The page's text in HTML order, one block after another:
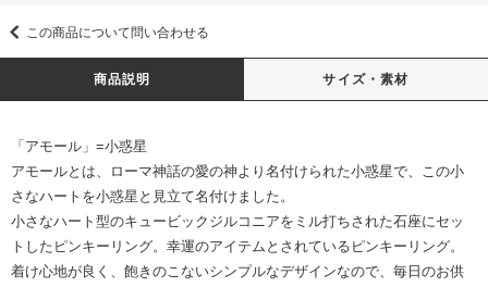
この商品について問い合わせる
商品説明 サイズ・素材
「アモール」=小惑星
アモールとは、ローマ神話の愛の神より名付けられた小惑星で、この小
さなハートを小惑星と見立て名付けました。
小さなハート型のキュービックジルコニアをミル打ちされた石座にセッ
トしたピンキーリング。幸運のアイテムとされているピンキーリング。
着け心地が良く、飽きのこないシンプルなデザインなので、毎日のお供